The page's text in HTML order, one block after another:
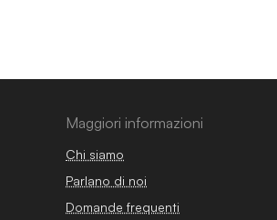
Maggiori informazioni
Chi siamo
Parlano di noi
Domande frequenti